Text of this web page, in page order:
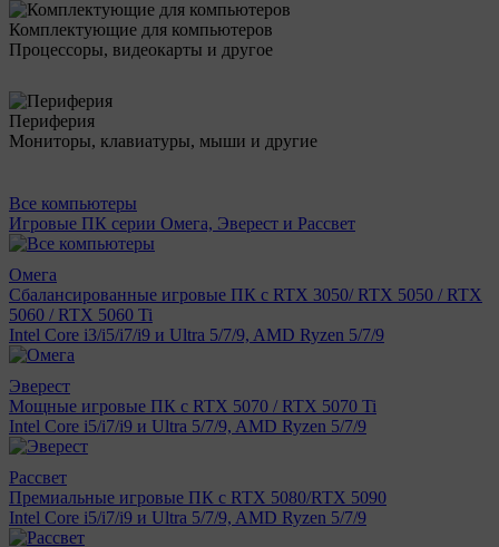
Комплектующие для компьютеров
Процессоры, видеокарты и другое
Периферия
Мониторы, клавиатуры, мыши и другие
Все компьютеры
Игровые ПК серии Омега, Эверест и Рассвет
Омега
Сбалансированные игровые ПК с RTX 3050/ RTX 5050 / RTX
5060 / RTX 5060 Ti
Intel Core i3/i5/i7/i9 и Ultra 5/7/9, AMD Ryzen 5/7/9
Эверест
Мощные игровые ПК с RTX 5070 / RTX 5070 Ti
Intel Core i5/i7/i9 и Ultra 5/7/9, AMD Ryzen 5/7/9
Рассвет
Премиальные игровые ПК с RTX 5080/RTX 5090
Intel Core i5/i7/i9 и Ultra 5/7/9, AMD Ryzen 5/7/9